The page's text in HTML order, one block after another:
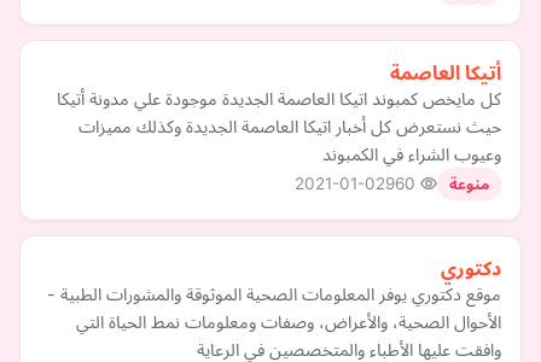
أتيكا العاصمة
كل مايخص كمبوند اتيكا العاصمة الجديدة موجودة علي مدونة أتيكا
حيث نستعرض كل أخبار اتيكا العاصمة الجديدة وكذلك مميزات
وعيوب الشراء في الكمبوند
منوعة 2021-01-02
دكتوري
موقع دكتوري يوفر المعلومات الصحية الموثوقة والمشورات الطبية -
الأحوال الصحية، والأعراض، وصفات ومعلومات نمط الحياة التي
وافقت عليها الأطباء والمتخصصين في الرعاية